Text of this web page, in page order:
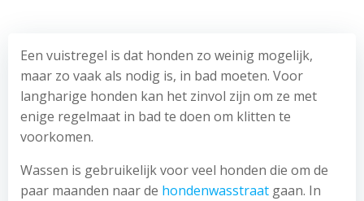
Een vuistregel is dat honden zo weinig mogelijk,
maar zo vaak als nodig is, in bad moeten. Voor
langharige honden kan het zinvol zijn om ze met
enige regelmaat in bad te doen om klitten te
voorkomen.
Wassen is gebruikelijk voor veel honden die om de
paar maanden naar de hondenwasstraat gaan. In